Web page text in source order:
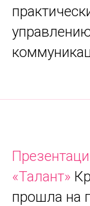
«Талант»
прошла на